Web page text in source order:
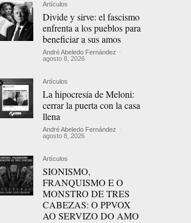
Artículos
Divide y sirve: el fascismo
enfrenta a los pueblos para
beneficiar a sus amos
André Abeledo Fernández -
agosto 8, 2026
Artículos
La hipocresía de Meloni:
cerrar la puerta con la casa
llena
André Abeledo Fernández -
agosto 8, 2026
Artículos
SIONISMO,
FRANQUISMO E O
MONSTRO DE TRES
CABEZAS: O PPVOX
AO SERVIZO DO AMO